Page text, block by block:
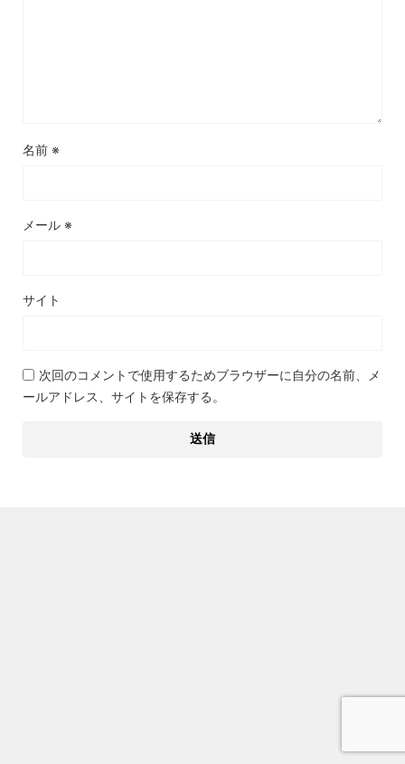
名前 ※
メール ※
サイト
次回のコメントで使用するためブラウザーに自分の名前、メ
ールアドレス、サイトを保存する。